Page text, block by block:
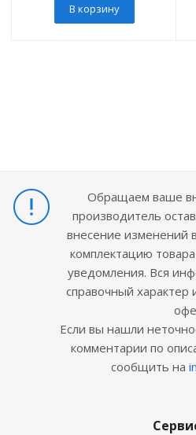
В корзину
Обращаем ваше
производитель
внесение изменений
комплектацию
уведомления. Вся
справочный характер
Если вы нашли
комментарии по
сообщить на